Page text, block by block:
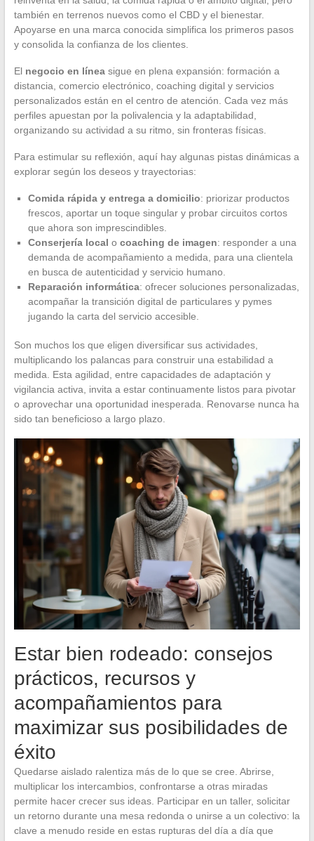
también en terrenos nuevos como el CBD y el bienestar.
Apoyarse en una marca conocida simplifica los primeros pasos
y consolida la confianza de los clientes.
El negocio en líneasigue en plena expansión: formación a
distancia, comercio electrónico, coaching digital y servicios
personalizados están en el centro de atención. Cada vez más
perfiles apuestan por la polivalencia y la adaptabilidad,
organizando su actividad a su ritmo, sin fronteras físicas.
Para estimular su reflexión, aquí hay algunas pistas dinámicas a
explorar según los deseos y trayectorias:
Comida rápida y entrega a domicilio: priorizar productos
frescos, aportar un toque singular y probar circuitos cortos
que ahora son imprescindibles.
Conserjería local o coaching de imagen: responder a una
demanda de acompañamiento a medida, para una clientela
en busca de autenticidad y servicio humano.
Reparación informática: ofrecer soluciones personalizadas,
acompañar la transición digital de particulares y pymes
jugando la carta del servicio accesible.
Son muchos los que eligen diversificar sus actividades,
multiplicando los palancas para construir una estabilidad a
medida. Esta agilidad, entre capacidades de adaptación y
vigilancia activa, invita a estar continuamente listos para pivotar
o aprovechar una oportunidad inesperada. Renovarse nunca ha
sido tan beneficioso a largo plazo.
Estar bien rodeado: consejos
prácticos, recursos y
acompañamientos para
maximizar sus posibilidades de
éxito
Quedarse aislado ralentiza más de lo que se cree. Abrirse,
multiplicar los intercambios, confrontarse a otras miradas
permite hacer crecer sus ideas. Participar en un taller, solicitar
un retorno durante una mesa redonda o unirse a un colectivo: la
clave a menudo reside en estas rupturas del día a día que